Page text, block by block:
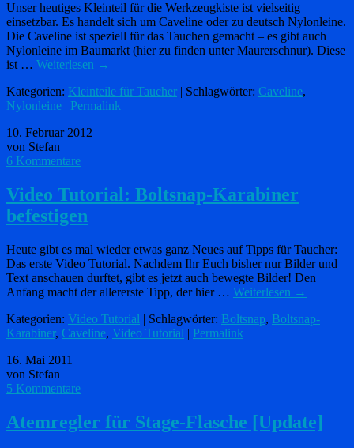
Unser heutiges Kleinteil für die Werkzeugkiste ist vielseitig
einsetzbar. Es handelt sich um Caveline oder zu deutsch Nylonleine.
Die Caveline ist speziell für das Tauchen gemacht – es gibt auch
Nylonleine im Baumarkt (hier zu finden unter Maurerschnur). Diese
ist … Weiterlesen →
Kategorien: Kleinteile für Taucher | Schlagwörter: Caveline,
Nylonleine
Permalink
10. Februar 2012
von Stefan
6 Kommentare
Video Tutorial: Boltsnap-Karabiner
befestigen
Heute gibt es mal wieder etwas ganz Neues auf Tipps für Taucher:
Das erste Video Tutorial. Nachdem Ihr Euch bisher nur Bilder und
Text anschauen durftet, gibt es jetzt auch bewegte Bilder! Den
Anfang macht der allererste Tipp, der hier … Weiterlesen →
Kategorien: Video Tutorial | Schlagwörter: Boltsnap, Boltsnap-
Karabiner, Caveline, Video Tutorial | Permalink
16. Mai 2011
von Stefan
5 Kommentare
Atemregler für Stage-Flasche [Update]